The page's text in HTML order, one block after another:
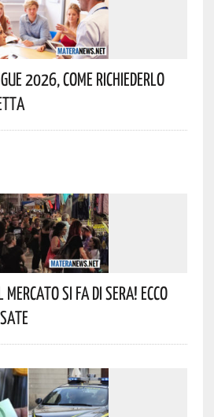
2026, Come Richiederlo
Si Fa Di Sera! Ecco